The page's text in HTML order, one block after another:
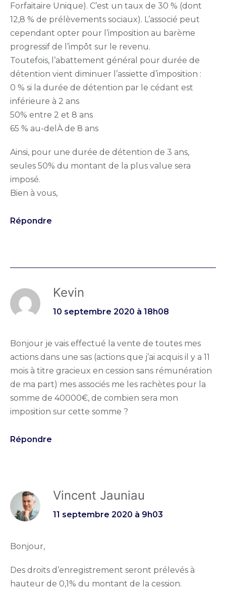
Forfaitaire Unique). C’est un taux de 30 % (dont
12,8 % de prélèvements sociaux). L’associé peut
cependant opter pour l’imposition au barème
progressif de l’impôt sur le revenu.
Toutefois, l’abattement général pour durée de
détention vient diminuer l’assiette d’imposition :
0 % si la durée de détention par le cédant est
inférieure à 2 ans
50% entre 2 et 8 ans
65 % au-delÀ de 8 ans
Ainsi, pour une durée de détention de 3 ans,
seules 50% du montant de la plus value sera
imposé.
Bien à vous,
Répondre
Kevin
10 septembre 2020 à 18h08
Bonjour je vais effectué la vente de toutes mes
actions dans une sas (actions que j’ai acquis il y a 11
mois à titre gracieux en cession sans rémunération
de ma part) mes associés me les rachètes pour la
somme de 40000€, de combien sera mon
imposition sur cette somme ?
Répondre
Vincent Jauniau
11 septembre 2020 à 9h03
Bonjour,
Des droits d’enregistrement seront prélevés à
hauteur de 0,1% du montant de la cession.